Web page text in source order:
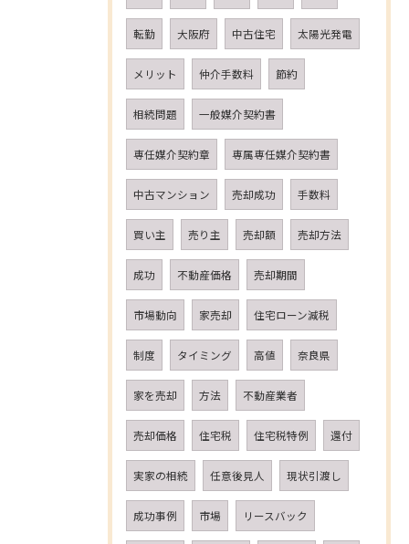
転勤 大阪府 中古住宅 太陽光発電
メリット 仲介手数料 節約
相続問題 一般媒介契約書
専任媒介契約章 専属専任媒介契約書
中古マンション 売却成功 手数料
買い主 売り主 売却額 売却方法
成功 不動産価格 売却期間
市場動向 家売却 住宅ローン減税
制度 タイミング 高値 奈良県
家を売却 方法 不動産業者
売却価格 住宅税 住宅税特例 還付
実家の相続 任意後見人 現状引渡し
成功事例 市場 リースバック